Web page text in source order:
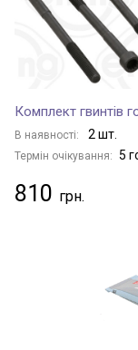
Комплект гвинтів
В наявності: 2 шт.
Термін очікування: 5
810